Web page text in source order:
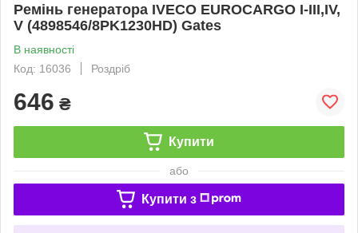
Ремінь генератора IVECO EUROCARGO I-III,IV,
V (4898546/8PK1230HD) Gates
В наявності
Код: 16036
Роздріб
646 ₴
Купити
або
Купити з